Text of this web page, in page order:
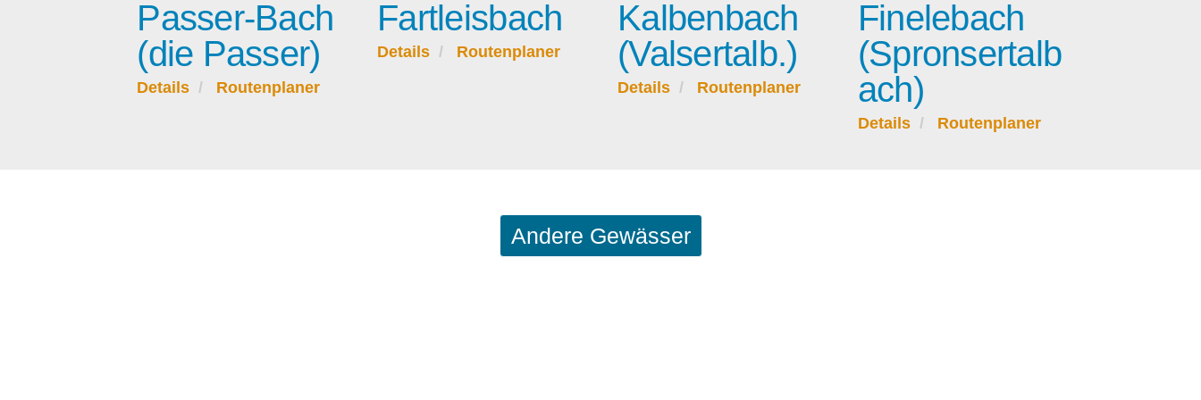
Passer-Bach
(die Passer)
Details Routenplaner
Fartleisbach
Details Routenplaner
Kalbenbach
(Valsertalb.)
Details Routenplaner
Finelebach
(Spronsertalb
ach)
Details Routenplaner
Andere Gewässer